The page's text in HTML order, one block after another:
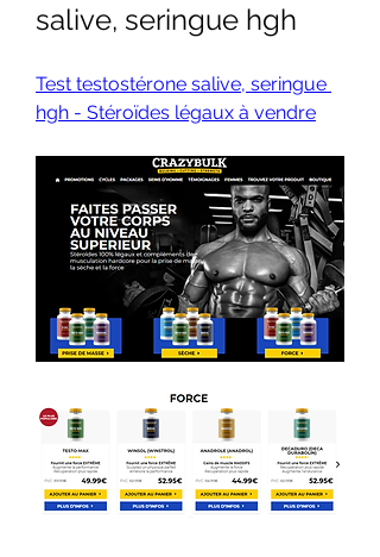
salive, seringue hgh
Test testostérone salive, seringue
hgh - Stéroïdes légaux à vendre